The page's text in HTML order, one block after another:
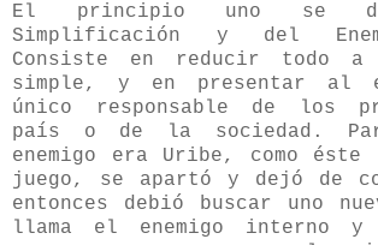
El principio
uno se
Simplificación y del
Consiste en reducir todo a
simple, y en presentar al
único responsable de los
país o de la sociedad.
enemigo era Uribe, como
juego, se apartó y dejó de
entonces debió buscar uno
llama el enemigo interno y